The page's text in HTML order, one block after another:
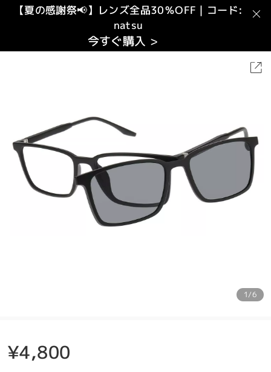
【夏の感謝祭📢】レンズ全品30％OFF｜コード:
natsu
今すぐ購入 >
1/6
¥4,800